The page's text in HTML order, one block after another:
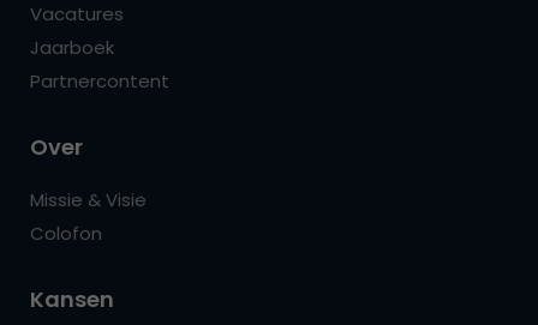
Vacatures
Jaarboek
Partnercontent
Over
Missie & Visie
Colofon
Kansen